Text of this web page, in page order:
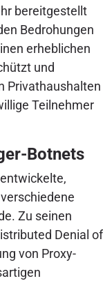
bereitgestellt
Bedrohungen
erheblichen
und
Privathaushalten
Teilnehmer
Botnets
Zu seinen
Denial of
von Proxy-